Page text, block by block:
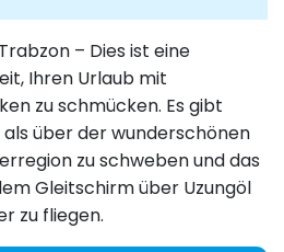
– Dies ist eine
Ihren Urlaub mit
zu schmücken. Es gibt
über der wunderschönen
zu schweben und das
Gleitschirm über Uzungöl
zu fliegen.